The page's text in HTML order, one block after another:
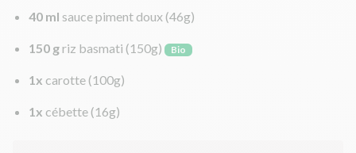
40 ml sauce piment doux (46g)
150 griz basmati (150g) Bio
1x carotte (100g)
1x cébette (16g)